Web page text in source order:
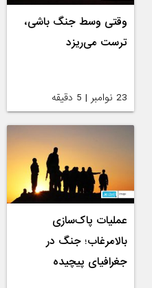
وقتی وسط جنگ باشی،
ترست می‌ریزد
23 نوامبر | 5 دقیقه
عملیات پاک‌سازی
بالامرغاب؛ جنگ در
جغرافیای پیچیده